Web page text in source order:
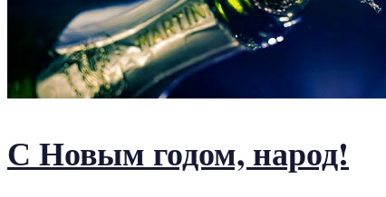
С Новым годом, народ!